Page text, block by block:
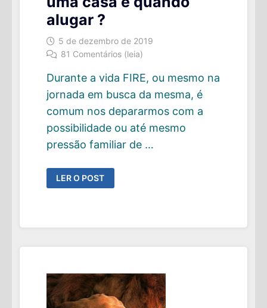
alugar ?
5 de dezembro de 2019
81 Comentários (leia)
Durante a vida FIRE, ou mesmo na
jornada em busca da mesma, é
comum nos depararmos com a
possibilidade ou até mesmo
pressão familiar de …
FIRE:
QUANDO
COMPRAR
ALUGAR
LER O POST